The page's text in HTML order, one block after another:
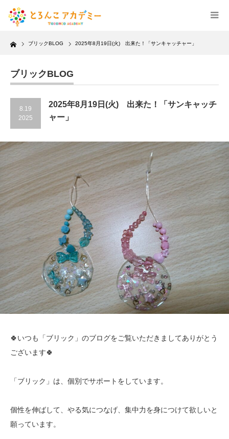
Home ブリックBLOG 2025年8月19日(火) 出来た！「サンキャッチャー」
ブリックBLOG
8.19
2025
2025年8月19日(火) 出来た！「サンキャッチ
ャー」
🍀いつも「ブリック」のブログをご覧いただきましてありがとう
ございます🍀
「ブリック」は、個別でサポートをしています。
個性を伸ばして、やる気につなげ、集中力を身につけて欲しいと
願っています。